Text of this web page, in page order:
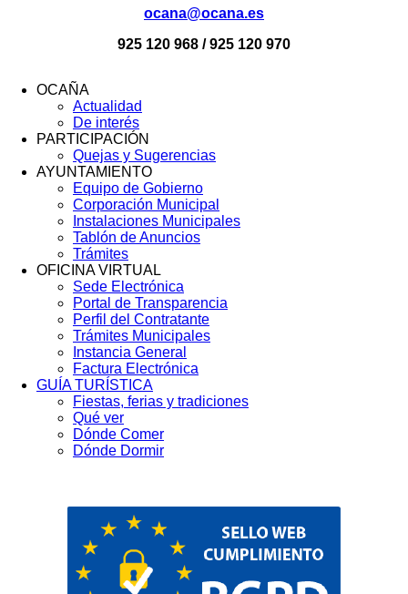
ocana@ocana.es
925 120 968 / 925 120 970
OCAÑA
Actualidad
De interés
PARTICIPACIÓN
Quejas y Sugerencias
AYUNTAMIENTO
Equipo de Gobierno
Corporación Municipal
Instalaciones Municipales
Tablón de Anuncios
Trámites
OFICINA VIRTUAL
Sede Electrónica
Portal de Transparencia
Perfil del Contratante
Trámites Municipales
Instancia General
Factura Electrónica
GUÍA TURÍSTICA
Fiestas, ferias y tradiciones
Qué ver
Dónde Comer
Dónde Dormir